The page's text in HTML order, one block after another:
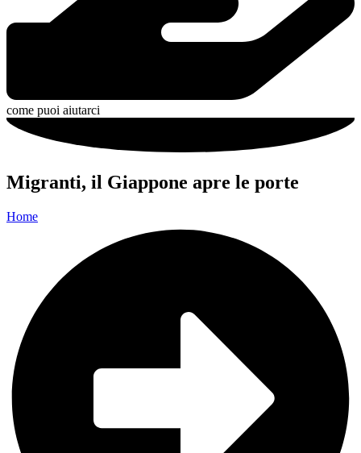
come puoi aiutarci
Migranti, il Giappone apre le porte
Home